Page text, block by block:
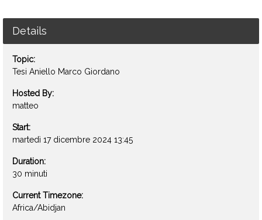
Details
Topic:
Tesi Aniello Marco Giordano
Hosted By:
matteo
Start:
martedì 17 dicembre 2024 13:45
Duration:
30 minuti
Current Timezone:
Africa/Abidjan